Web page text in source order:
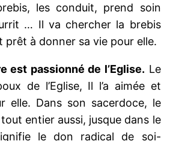
les conduit, prend soin
… Il va chercher la brebis
prêt à donner sa vie pour elle.
est passionné de l’Eglise. Le
de l’Eglise, Il l’a aimée et
elle. Dans son sacerdoce, le
entier aussi, jusque dans le
le don radical de soi-